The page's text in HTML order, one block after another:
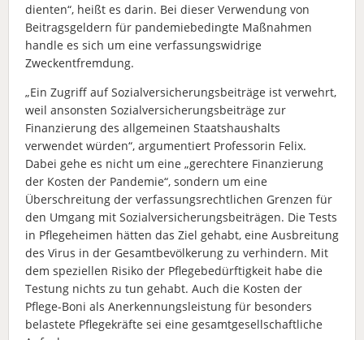
dienten“, heißt es darin. Bei dieser Verwendung von
Beitragsgeldern für pandemiebedingte Maßnahmen
handle es sich um eine verfassungswidrige
Zweckentfremdung.
„Ein Zugriff auf Sozialversicherungsbeiträge ist verwehrt,
weil ansonsten Sozialversicherungsbeiträge zur
Finanzierung des allgemeinen Staatshaushalts
verwendet würden“, argumentiert Professorin Felix.
Dabei gehe es nicht um eine „gerechtere Finanzierung
der Kosten der Pandemie“, sondern um eine
Überschreitung der verfassungsrechtlichen Grenzen für
den Umgang mit Sozialversicherungsbeiträgen. Die Tests
in Pflegeheimen hätten das Ziel gehabt, eine Ausbreitung
des Virus in der Gesamtbevölkerung zu verhindern. Mit
dem speziellen Risiko der Pflegebedürftigkeit habe die
Testung nichts zu tun gehabt. Auch die Kosten der
Pflege-Boni als Anerkennungsleistung für besonders
belastete Pflegekräfte sei eine gesamtgesellschaftliche